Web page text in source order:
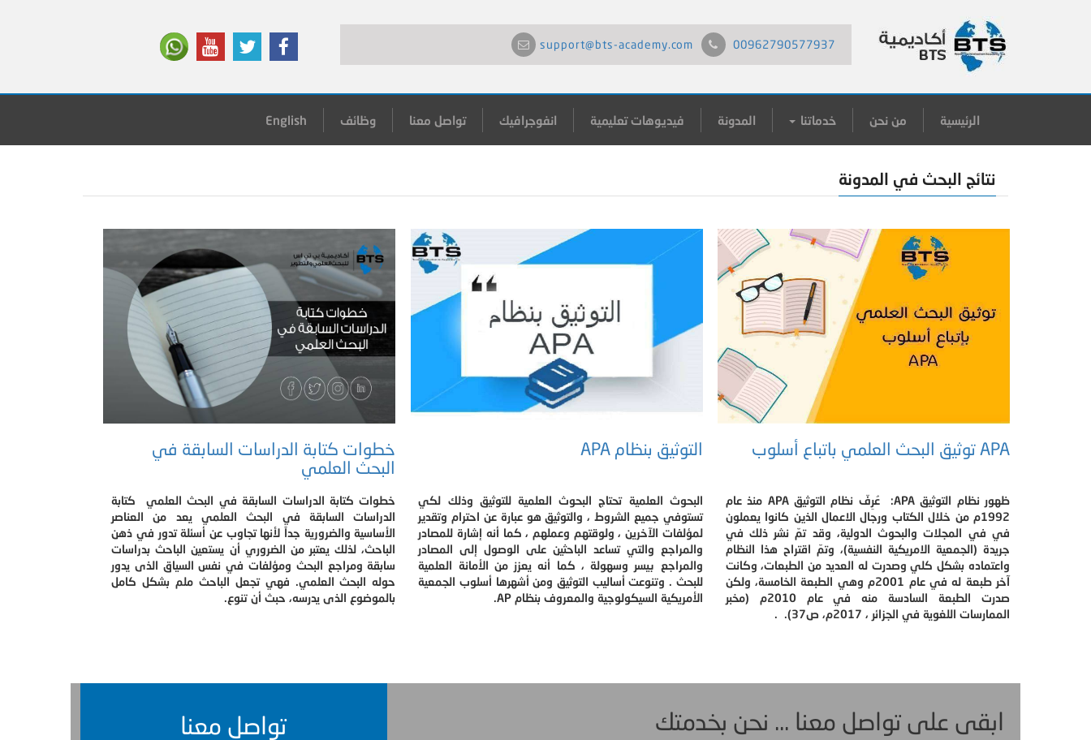
00962790577937
support@bts-academy.com
الرئيسية من نحن خدماتنا المدونة فيديوهات تعليمية انفوجرافيك تواصل معنا وظائف English
نتائج البحث في المدونة
APA توثيق البحث العلمي باتباع أسلوب
ظهور نظام التوثيق APA: عُرِفّ نظام التوثيق APA منذ عام
1992م من خلال الكتاب ورجال الاعمال الذين كانوا يعملون
في في المجلات والبحوث الدولية، وقد تمّ نشر ذلك في
جريدة (الجمعية الامريكية النفسية)، وتمّ اقتراح هذا النظام
واعتماده بشكل كلي وصدرت له العديد من الطبعات، وكانت
آخر طبعة له في عام 2001م وهي الطبعة الخامسة، ولكن
صدرت الطبعة السادسة منه في عام 2010م (مخبر
الممارسات اللغوية في الجزائر ، 2017م، ص37). .
التوثيق بنظام APA
البحوث العلمية تحتاج البحوث العلمية للتوثيق وذلك لكي
تستوفي جميع الشروط ، والتوثيق هو عبارة عن احترام وتقدير
لمؤلفات الآخرين ، ولوقتهم وعملهم ، كما أنه إشارة للمصادر
والمراجع والتي تساعد الباحثين على الوصول إلى المصادر
والمراجع بيسر وسهولة ، كما أنه يعزز من الأمانة العلمية
للبحث . وتنوعت أساليب التوثيق ومن أشهرها أسلوب الجمعية
الأمريكية السيكولوجية والمعروف بنظام AP.
خطوات كتابة الدراسات السابقة في
البحث العلمي
خطوات كتابة الدراسات السابقة في البحث العلمي كتابة
الدراسات السابقة في البحث العلمي يعد من العناصر
الأساسية والضرورية جداً لأنها تجاوب عن أسئلة تدور في ذهن
الباحث، لذلك يعتبر من الضروري أن يستعين الباحث بدراسات
سابقة ومراجع البحث ومؤلفات في نفس السياق الذى يدور
حوله البحث العلمي. فهي تجعل الباحث ملم بشكل كامل
بالموضوع الذى يدرسه، حبث أن تنوع.
ابقى على تواصل معنا ... نحن بخدمتك تواصل معنا